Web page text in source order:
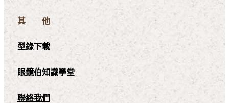
其 他
型錄下載
眼鏡伯知識學堂
聯絡我們